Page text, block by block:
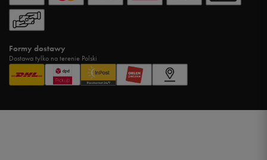
Formy dostawy
Dostawa tylko na terenie Polski